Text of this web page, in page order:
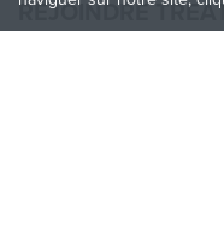
REJOINDRE